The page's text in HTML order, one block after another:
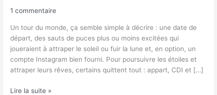
1 commentaire
Un tour du monde, ça semble simple à décrire : une date de
départ, des sauts de puces plus ou moins excitées qui
joueraient à attraper le soleil ou fuir la lune et, en option, un
compte Instagram bien fourni. Pour poursuivre les étoiles et
attraper leurs rêves, certains quittent tout : appart, CDI et […]
Lire la suite »